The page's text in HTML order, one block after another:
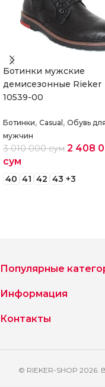
Ботинки мужские
демисезонные Rieker
10539-00
Ботинки, Casual , Обувь для
мужчин
3 010 000сум 2 408
сум
40 41 42 43 +3
Популярные
Информация
Контакты
© RIEKER-SHOP